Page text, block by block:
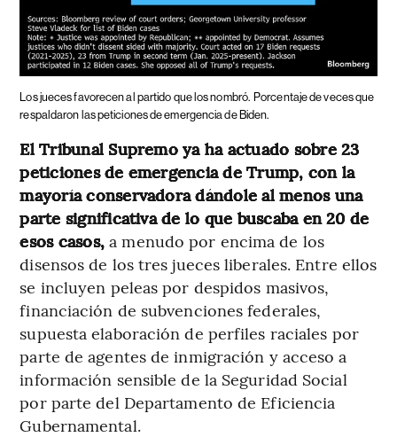
Los jueces favorecen al partido que los nombró. Porcentaje de veces que
respaldaron las peticiones de emergencia de Biden.
El Tribunal Supremo ya ha actuado sobre 23
peticiones de emergencia de Trump, con la
mayoría conservadora dándole al menos una
parte significativa de lo que buscaba en 20 de
esos casos,a menudo por encima de los
disensos de los tres jueces liberales. Entre ellos
se incluyen peleas por despidos masivos,
financiación de subvenciones federales,
supuesta elaboración de perfiles raciales por
parte de agentes de inmigración y acceso a
información sensible de la Seguridad Social
por parte del Departamento de Eficiencia
Gubernamental.